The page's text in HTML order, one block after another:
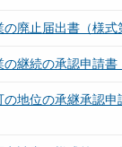
廃止届出書（様式
継続の承認申請書
地位の承継承認申